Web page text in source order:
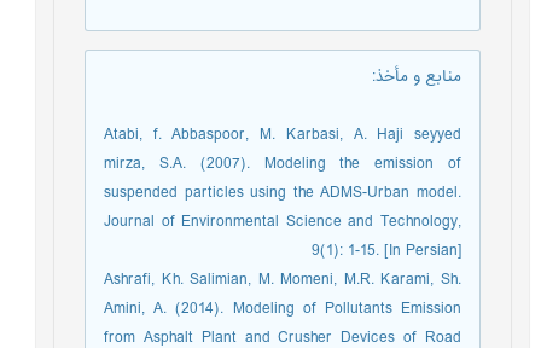
منابع و مأخذ:
Atabi, f. Abbaspoor, M. Karbasi, A. Haji seyyed
mirza, S.A. (2007). Modeling the emission of
suspended particles using the ADMS-Urban model.
Journal of Environmental Science and Technology,
9(1): 1-15. [In Persian]
Ashrafi, Kh. Salimian, M. Momeni, M.R. Karami, Sh.
Amini, A. (2014). Modeling of Pollutants Emission
from Asphalt Plant and Crusher Devices of Road